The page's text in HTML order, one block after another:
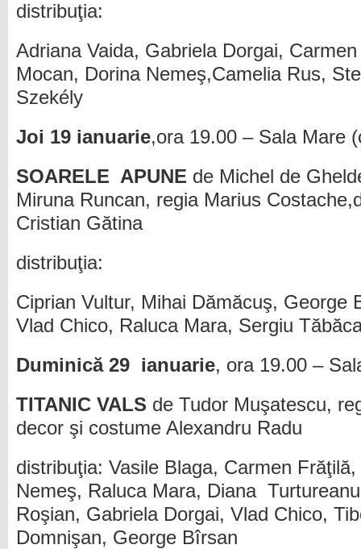
distribuţia:
Adriana Vaida, Gabriela Dorgai,
Mocan, Dorina Nemeş,Camelia Rus,
Szekély
Joi 19 ianuarie,ora 19.00 – Sala Mare
SOARELE APUNE de Michel de
Miruna Runcan, regia Marius
Cristian Gătina
distribuţia:
Ciprian Vultur, Mihai Dămăcuş, George
Vlad Chico, Raluca Mara, Sergiu
Duminică 29 ianuarie, ora 19.00 –
TITANIC VALS de Tudor Muşatescu,
decor şi costume Alexandru Radu
distribuţia: Vasile Blaga, Carmen
Nemeş, Raluca Mara, Diana
Roşian, Gabriela Dorgai, Vlad Chico,
Domnişan, George Bîrsan